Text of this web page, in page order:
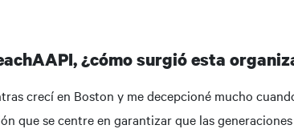
¿cómo surgió esta
crecí en Boston y me decepcioné mucho
que se centre en garantizar que las